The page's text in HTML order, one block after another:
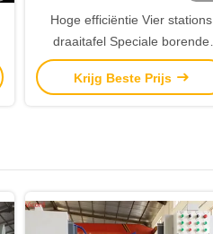
Hoge efficiëntie Vier stations
draaitafel Speciale borende
freesmachine Machine
Krijg Beste Prijs